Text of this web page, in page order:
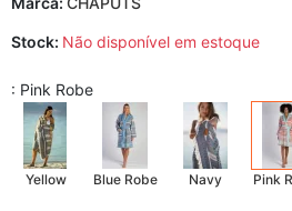
Stock: Não disponível em estoque
: Pink Robe
Yellow Blue Robe Navy Pink